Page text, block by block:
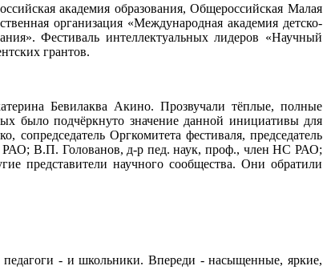
академия образования, Общероссийская Малая
организация «Международная академия детско-
Фестиваль интеллектуальных лидеров «Научный
грантов.
Бевилаква Акино. Прозвучали тёплые, полные
было подчёркнуто значение данной инициативы для
Оргкомитета фестиваля, председатель
РАО; В.П. Голованов, д-р пед. наук, проф., член НС РАО;
представители научного сообщества. Они обратили
- и школьники. Впереди - насыщенные, яркие,